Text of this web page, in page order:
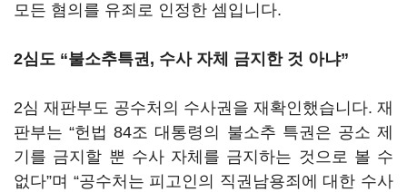
모든 혐의를 유죄로 인정한 셈입니다.
2심도 “불소추특권, 수사 자체 금지한 것 아냐”
2심 재판부도 공수처의 수사권을 재확인했습니다. 재
판부는 “헌법 84조 대통령의 불소추 특권은 공소 제
기를 금지할 뿐 수사 자체를 금지하는 것으로 볼 수
없다”며 “공수처는 피고인의 직권남용죄에 대한 수사